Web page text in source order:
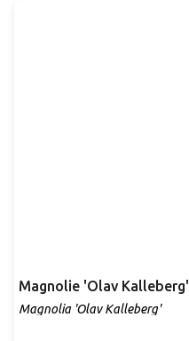
Magnolie 'Olav Kalleberg'
Magnolia 'Olav Kalleberg'